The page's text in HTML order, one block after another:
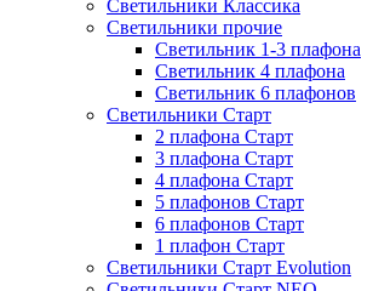
Светильники Классика
Светильники прочие
Светильник 1-3 плафона
Светильник 4 плафона
Светильник 6 плафонов
Светильники Старт
2 плафона Старт
3 плафона Старт
4 плафона Старт
5 плафонов Старт
6 плафонов Старт
1 плафон Старт
Светильники Старт Evolution